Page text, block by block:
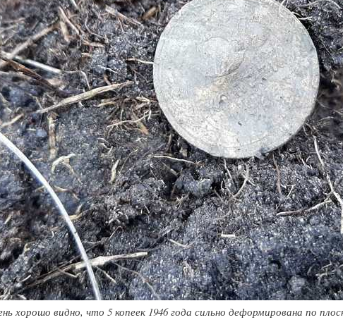
хорошо видно, что 5 копеек 1946 года сильно деформирована по